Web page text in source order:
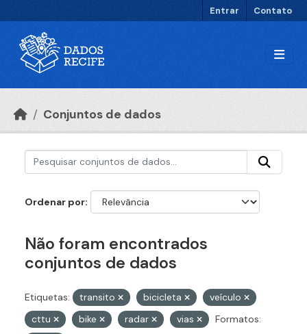
Entrar Contato
Conjuntos de dados
Ordenar por
Não foram encontrados
conjuntos de dados
Etiquetas: transito bicicleta
veículo
cttu
bike radar vias
Formatos: